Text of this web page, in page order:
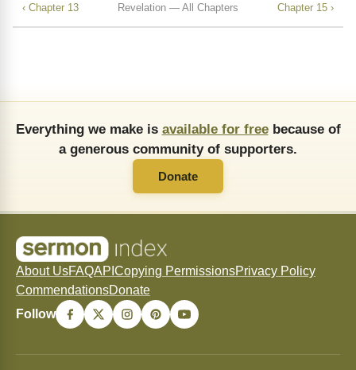
‹ Chapter 13 Revelation — All Chapters Chapter 15 ›
Everything we make is available for freebecause of
a generous community of supporters.
Donate
About UsFAQAPI Copying PermissionsPrivacy Policy
CommendationsDonate
Follow